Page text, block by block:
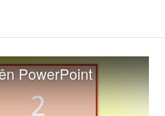
PowerPoint